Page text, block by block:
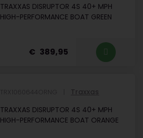
TRAXXAS DISRUPTOR 4S 40+ MPH
HIGH-PERFORMANCE BOAT GREEN
389,95
TRX1060644ORNG
Traxxas
TRAXXAS DISRUPTOR 4S 40+ MPH
HIGH-PERFORMANCE BOAT ORANGE